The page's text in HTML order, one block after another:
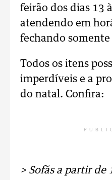
feirão dos dias 13
atendendo em
fechando somente
Todos os itens
imperdíveis e a
do natal. Confira:
> Sofás a partir